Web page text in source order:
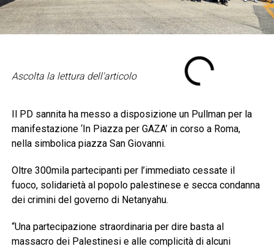
Ascolta la lettura dell'articolo
Il PD sannita ha messo a disposizione un Pullman per la
manifestazione ‘In Piazza per GAZA’ in corso a Roma,
nella simbolica piazza San Giovanni.
Oltre 300mila partecipanti per l’immediato cessate il
fuoco, solidarietà al popolo palestinese e secca condanna
dei crimini del governo di Netanyahu.
“Una partecipazione straordinaria per dire basta al
massacro dei Palestinesi e alle complicità di alcuni